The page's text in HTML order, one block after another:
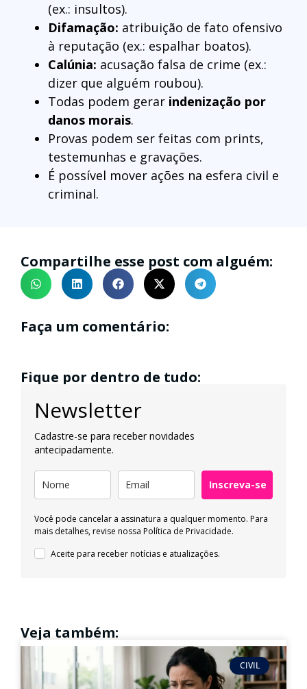
(ex.: insultos).
Difamação: atribuição de fato ofensivo
à reputação (ex.: espalhar boatos).
Calúnia: acusação falsa de crime (ex.:
dizer que alguém roubou).
Todas podem gerar indenização por
danos morais.
Provas podem ser feitas com prints,
testemunhas e gravações.
É possível mover ações na esfera civil e
criminal.
Compartilhe esse post com alguém:
Faça um comentário:
Fique por dentro de tudo:
Newsletter
Cadastre-se para receber novidades
antecipadamente.
Inscreva-se
Você pode cancelar a assinatura a qualquer momento. Para
mais detalhes, revise nossa Política de Privacidade.
Aceite para receber notícias e atualizações.
Veja também:
CIVIL